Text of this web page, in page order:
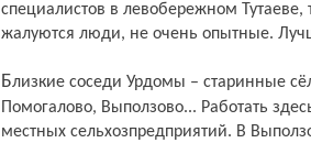
специалистов в левобережном
жалуются люди, не очень опытные.
Близкие соседи Урдомы – старинные сёла и деревни: Павловское, Ясиплёво,
Помогалово, Выползово... Работать
местных сельхозпредприятий. В